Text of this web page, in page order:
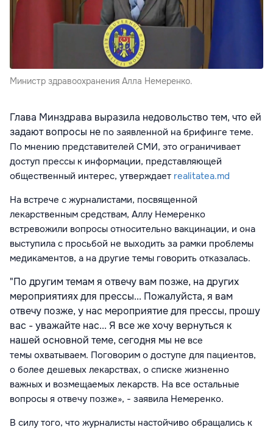
Министр здравоохранения Алла Немеренко.
Глава Минздрава выразила недовольство тем, что ей
задают вопросы не по заявленной на брифинге теме.
По мнению представителей СМИ, это ограничивает
доступ прессы к информации, представляющей
общественный интерес, утверждает realitatea.md
На встрече с журналистами, посвященной
лекарственным средствам, Аллу Немеренко
встревожили вопросы относительно вакцинации, и она
выступила с просьбой не выходить за рамки проблемы
медикаментов, а на другие темы говорить отказалась.
"По другим темам я отвечу вам позже, на других
мероприятиях для прессы... Пожалуйста, я вам
отвечу позже, у нас мероприятие для прессы, прошу
вас - уважайте нас... Я все же хочу вернуться к
нашей основной теме, сегодня мы не все
темы охватываем. Поговорим о доступе для пациентов,
о более дешевых лекарствах, о списке жизненно
важных и возмещаемых лекарств. На все остальные
вопросы я отвечу позже», - заявила Немеренко.
В силу того, что журналисты настойчиво обращались к